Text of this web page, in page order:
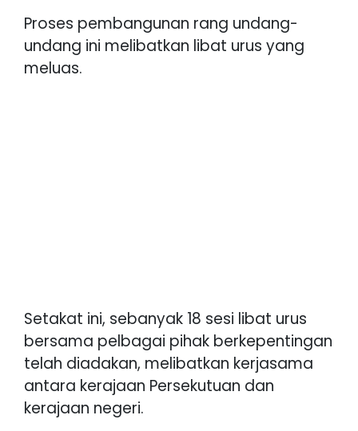
Proses pembangunan rang undang-
undang ini melibatkan libat urus yang
meluas.
Setakat ini, sebanyak 18 sesi libat urus
bersama pelbagai pihak berkepentingan
telah diadakan, melibatkan kerjasama
antara kerajaan Persekutuan dan
kerajaan negeri.